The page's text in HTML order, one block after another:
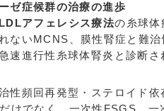
ゼ症候群の治療の進歩
LDLアフェレシス療法の糸球体
ないMCNS、膜性腎症と難
速進行性糸球体腎炎と診断
性頻回再発型・ステロイド
けでなく、一次性FSGS、